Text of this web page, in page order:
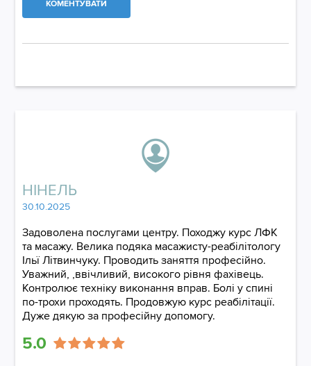
КОМЕНТУВАТИ
НІНЕЛЬ
30.10.2025
Задоволена послугами центру. Походжу курс ЛФК
та масажу. Велика подяка масажисту-реабілітологу
Ільї Літвинчуку. Проводить заняття професійно.
Уважний, ,ввічливий, високого рівня фахівець.
Контролює техніку виконання вправ. Болі у спині
по-трохи проходять. Продовжую курс реабілітації.
Дуже дякую за професійну допомогу.
5.0